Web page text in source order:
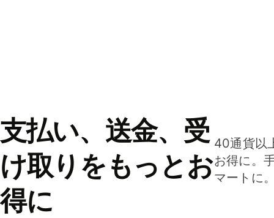
支払い、送金、受
け取りをもっとお
得に
40通貨以
お得に。
マートに